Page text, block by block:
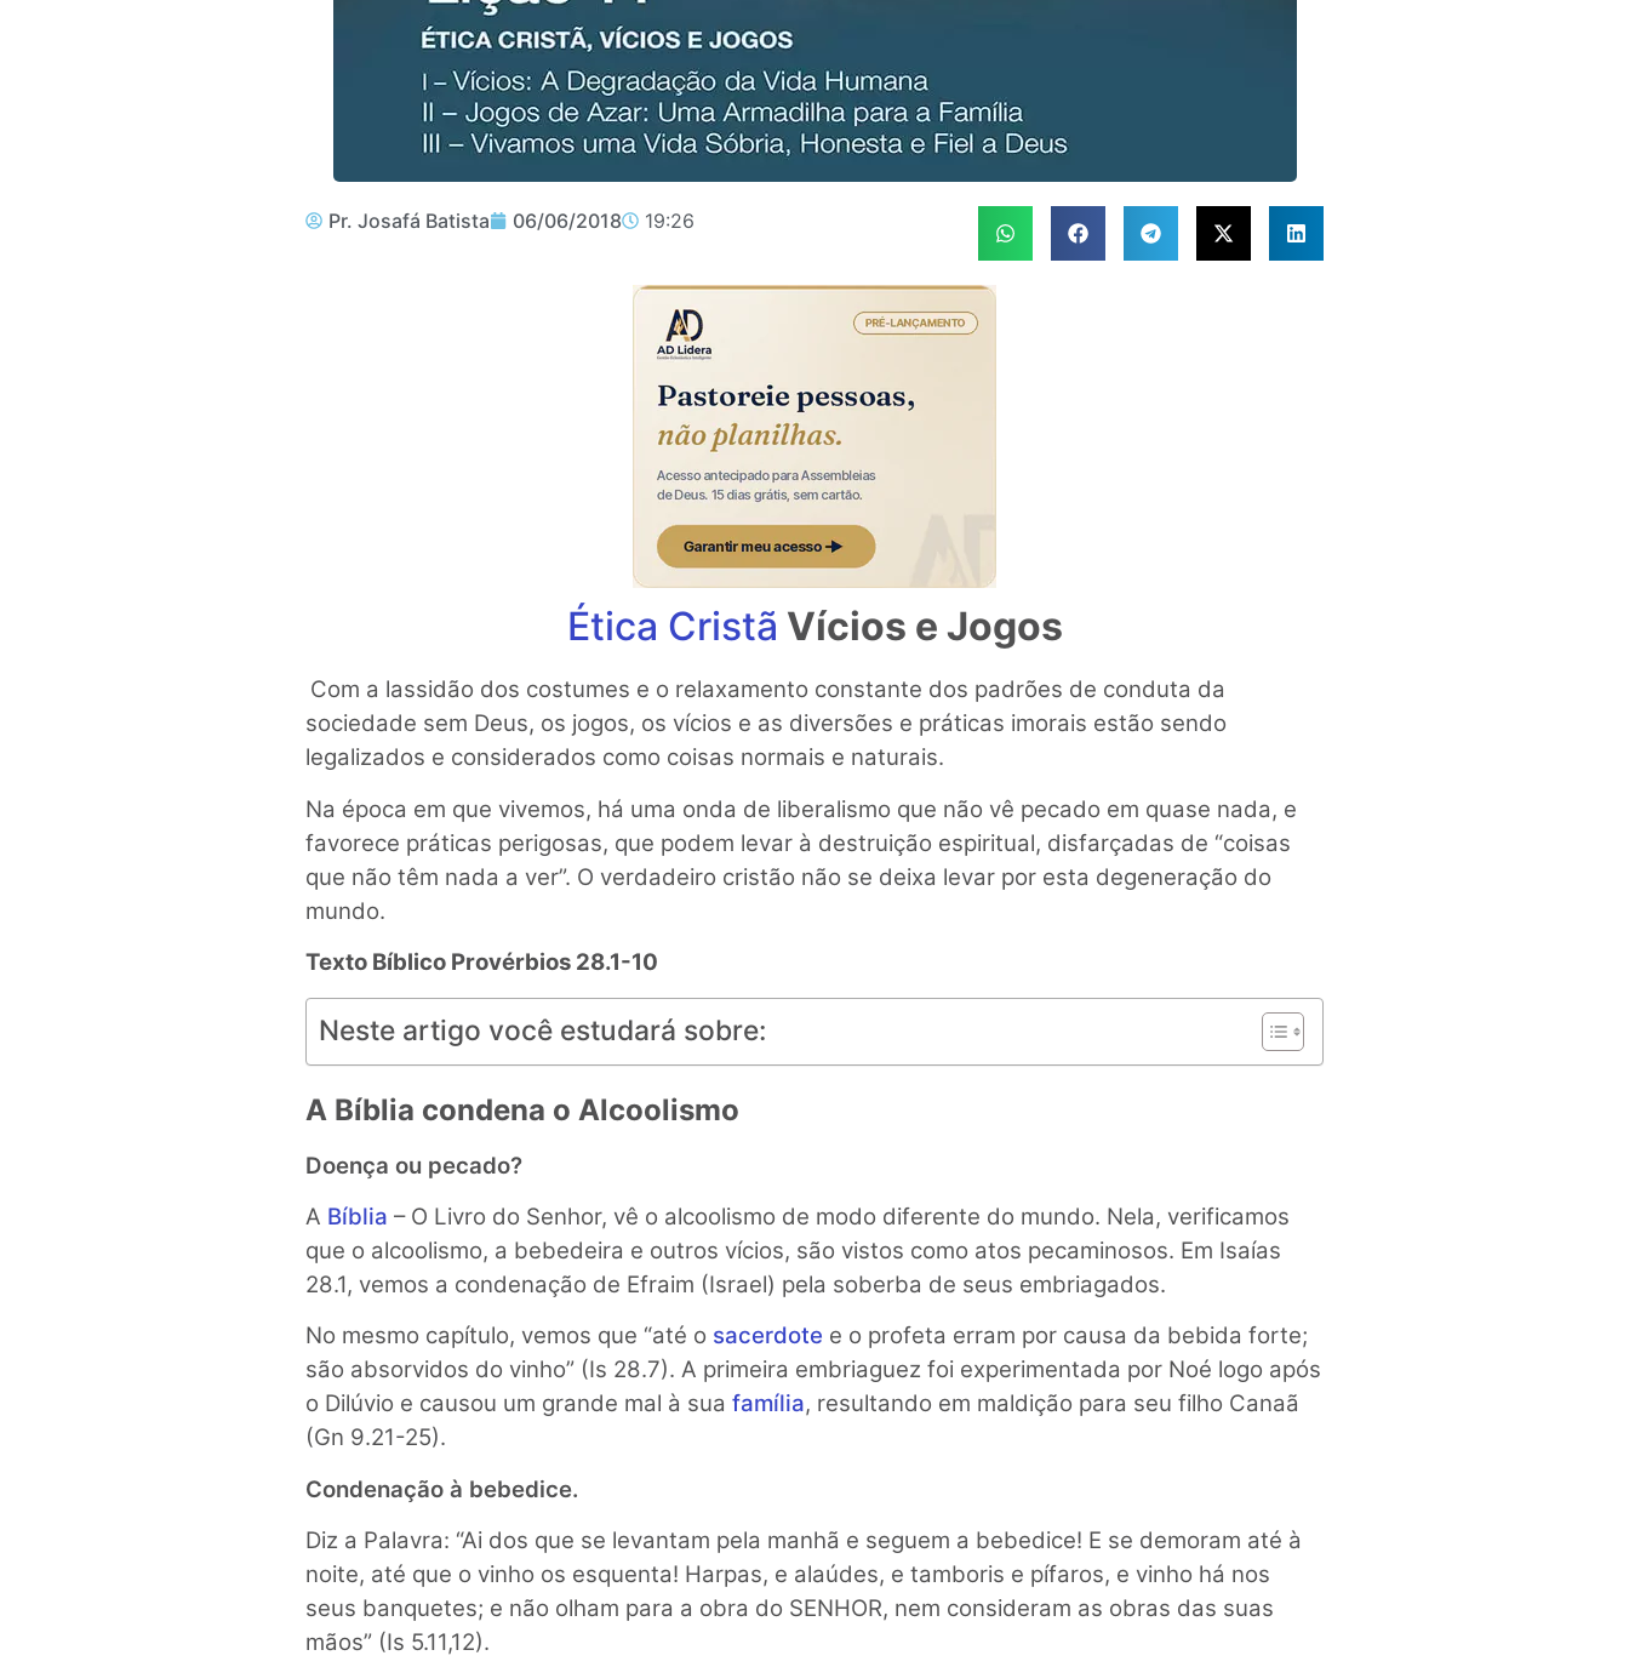
Pr. Josafá Batista 06/06/2018 19:26
Ética Cristã Vícios e Jogos
Com a lassidão dos costumes e o relaxamento constante dos padrões de conduta da
sociedade sem Deus, os jogos, os vícios e as diversões e práticas imorais estão sendo
legalizados e considerados como coisas normais e naturais.
Na época em que vivemos, há uma onda de liberalismo que não vê pecado em quase nada, e
favorece práticas perigosas, que podem levar à destruição espiritual, disfarçadas de “coisas
que não têm nada a ver”. O verdadeiro cristão não se deixa levar por esta degeneração do
mundo.
Texto Bíblico Provérbios 28.1-10
Neste artigo você estudará sobre:
A Bíblia condena o Alcoolismo
Doença ou pecado?
A Bíblia – O Livro do Senhor, vê o alcoolismo de modo diferente do mundo. Nela, verificamos
que o alcoolismo, a bebedeira e outros vícios, são vistos como atos pecaminosos. Em Isaías
28.1, vemos a condenação de Efraim (Israel) pela soberba de seus embriagados.
No mesmo capítulo, vemos que “até o sacerdote e o profeta erram por causa da bebida forte;
são absorvidos do vinho” (Is 28.7). A primeira embriaguez foi experimentada por Noé logo após
o Dilúvio e causou um grande mal à sua família, resultando em maldição para seu filho Canaã
(Gn 9.21-25).
Condenação à bebedice.
Diz a Palavra: “Ai dos que se levantam pela manhã e seguem a bebedice! E se demoram até à
noite, até que o vinho os esquenta! Harpas, e alaúdes, e tamboris e pífaros, e vinho há nos
seus banquetes; e não olham para a obra do SENHOR, nem consideram as obras das suas
mãos” (Is 5.11,12).